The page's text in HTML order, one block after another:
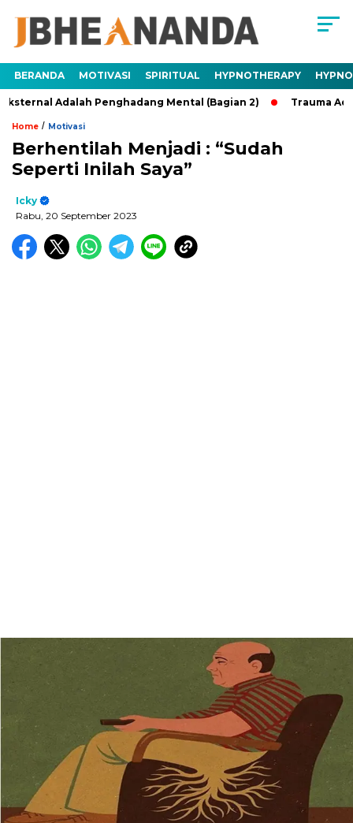
BERANDA MOTIVASI SPIRITUAL HYPNOTHERAPY
Adalah Penghadang Mental (Bagian 2) Trauma Adalah
Home / Motivasi
Berhentilah Menjadi : “Sudah
Seperti Inilah Saya”
Icky
Rabu, 20 September 2023